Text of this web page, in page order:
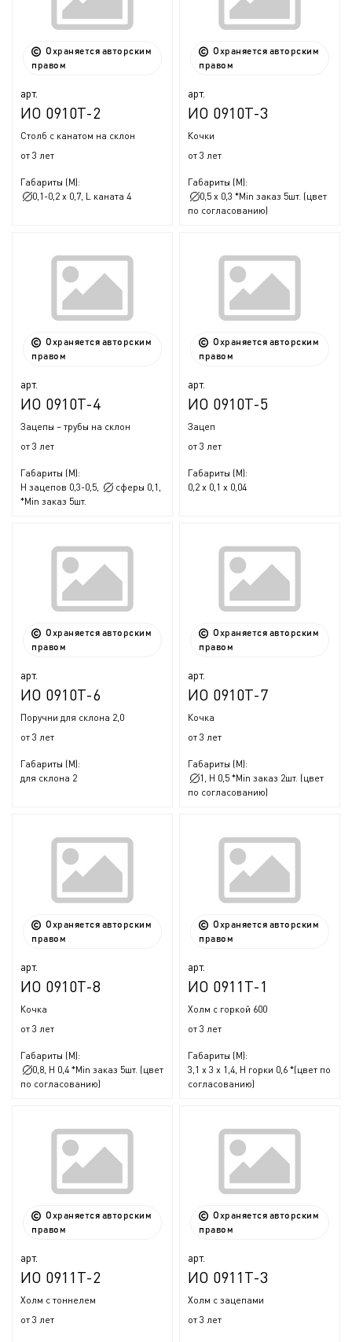
Охраняется авторским
правом
арт.
ИО 0910Т-2
Столб с канатом на склон
от 3 лет
Габариты (М):
0,1-0,2 x 0,7, L каната 4
Охраняется авторским
правом
арт.
ИО 0910Т-3
Кочки
от 3 лет
Габариты (М):
0,5 x 0,3 *Min заказ 5шт. (цвет
по согласованию)
Охраняется авторским
правом
арт.
ИО 0910Т-4
Зацепы – трубы на склон
от 3 лет
Габариты (М):
H зацепов 0,3-0,5,
сферы 0,1,
*Min заказ 5шт.
Охраняется авторским
правом
арт.
ИО 0910Т-5
Зацеп
от 3 лет
Габариты (М):
0,2 x 0,1 x 0,04
Охраняется авторским
правом
арт.
ИО 0910Т-6
Поручни для склона 2,0
от 3 лет
Габариты (М):
для склона 2
Охраняется авторским
правом
арт.
ИО 0910Т-7
Кочка
от 3 лет
Габариты (М):
1, Н 0,5 *Min заказ 2шт. (цвет
по согласованию)
Охраняется авторским
правом
арт.
ИО 0910Т-8
Кочка
от 3 лет
Габариты (М):
0,8, Н 0,4 *Min заказ 5шт. (цвет
по согласованию)
Охраняется авторским
правом
арт.
ИО 0911Т-1
Холм с горкой 600
от 3 лет
Габариты (М):
3,1 x 3 x 1,4, Н горки 0,6 *(цвет по
согласованию)
Охраняется авторским
правом
арт.
ИО 0911Т-2
Холм с тоннелем
от 3 лет
Охраняется авторским
правом
арт.
ИО 0911Т-3
Холм с зацепами
от 3 лет